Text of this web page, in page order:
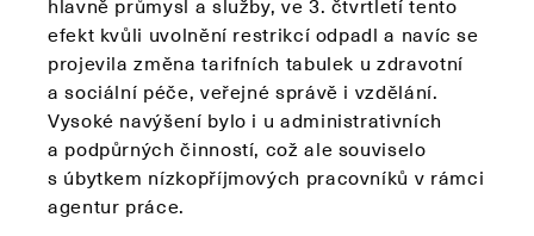
efekt kvůli uvolnění restrikcí odpadl a navíc se
projevila změna tarifních tabulek u zdravotní
a sociální péče, veřejné správě i vzdělání.
Vysoké navýšení bylo i u administrativních
a podpůrných činností, což ale souviselo
s úbytkem nízkopříjmových pracovníků v rámci
agentur práce.